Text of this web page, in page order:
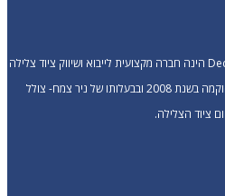
חברת דקו’ סטופ ישראל- DecoStop Israel הינה חברה מקצועית לייבוא ושיווק ציוד צלילה
מהחברות המובילות והחדשניות בעולם הוקמה בשנת 2008 ובבעלותו של ניר צמח- צולל
ציוד הצלילה.